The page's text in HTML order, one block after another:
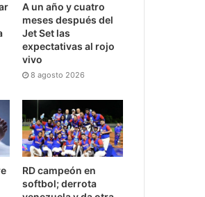
A un año y cuatro
meses después del
Jet Set las
expectativas al rojo
vivo
8 agosto 2026
RD campeón en
softbol; derrota